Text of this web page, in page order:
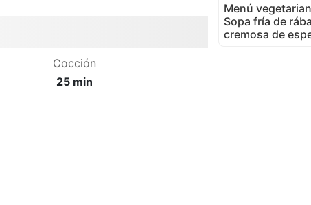
Cocción
25 min
Menú
Sopa fría de
cremosa de